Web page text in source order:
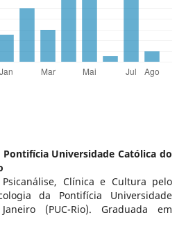
Pontifícia Universidade Católica do
Clínica e Cultura pelo
da Pontifícia Universidade
(PUC-Rio). Graduada em